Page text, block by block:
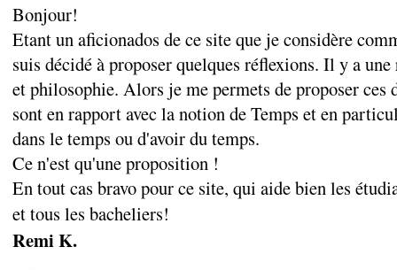
Bonjour!
Etant un aficionados de ce site que je considère
suis décidé à proposer quelques réflexions. Il y a
et philosophie. Alors je me permets de proposer ces
sont en rapport avec la notion de Temps et en
dans le temps ou d'avoir du temps.
Ce n'est qu'une proposition !
En tout cas bravo pour ce site, qui aide bien les
et tous les bacheliers!
Remi K.